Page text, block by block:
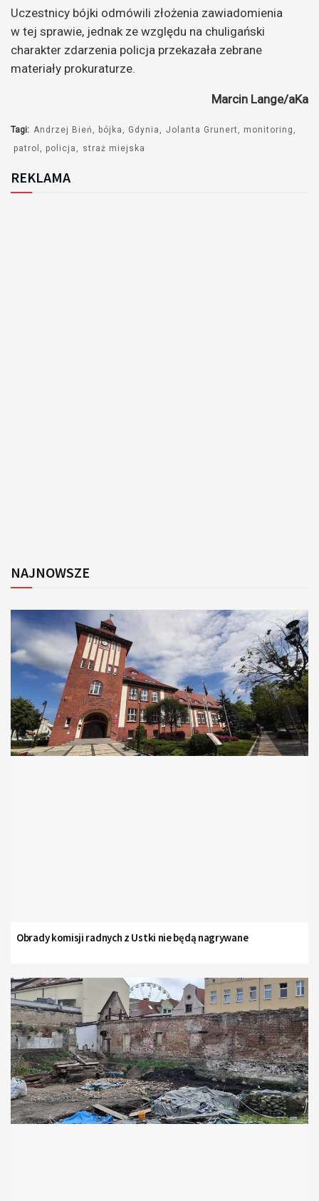
Uczestnicy bójki odmówili złożenia zawiadomienia
w tej sprawie, jednak ze względu na chuligański
charakter zdarzenia policja przekazała zebrane
materiały prokuraturze.
Marcin Lange/aKa
Tagi: Andrzej Bień bójka Gdynia Jolanta Grunert
monitoring
patrol
policja straż miejska
REKLAMA
NAJNOWSZE
Obrady komisji radnych z Ustki nie będą nagrywane